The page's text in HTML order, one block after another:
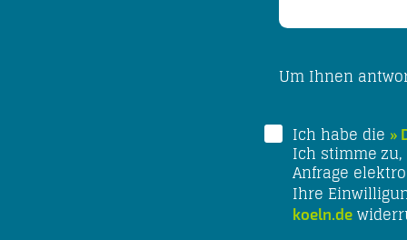
Um Ihnen
Ich habe die
Ich stimme
Anfrage
Ihre
koeln.de